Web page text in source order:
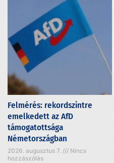
Felmérés: rekordszintre
emelkedett az AfD
támogatottsága
Németországban
2026. augusztus 7.
Nincs
hozzászólás